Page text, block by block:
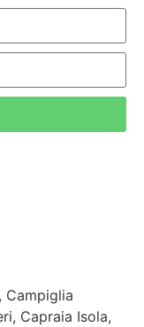
Campiglia
Capraia Isola,